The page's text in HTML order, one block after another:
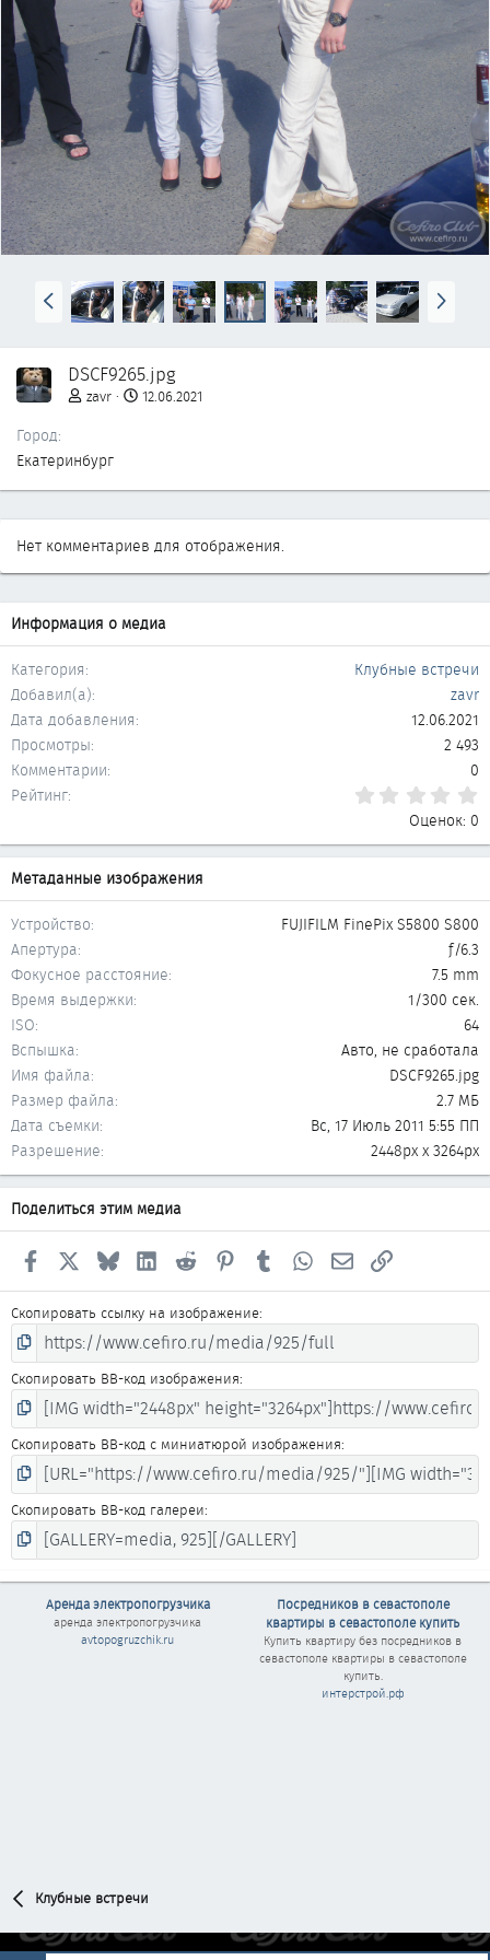
Н
а
а
д
В
п
р
DSCF9265.jpg
zavr 12.06.2021
Город
Екатеринбург
Нет комментариев для отображения.
Информация о медиа
Категория
Клубные встречи
Добавил(а)
zavr
Дата добавления
12.06.2021
Просмотры
2 493
Комментарии
0
Рейтинг
Оценок: 0
Метаданные изображения
Устройство
FUJIFILM FinePix S5800 S800
Апертура
ƒ/6.3
Фокусное расстояние
7.5 mm
Время выдержки
1/300 сек.
ISO
64
Вспышка
Авто, не сработала
Имя файла
DSCF9265.jpg
Размер файла
2.7 МБ
Дата съемки
Вс, 17 Июль 2011 5:55 ПП
Разрешение
2448px x 3264px
Поделиться этим медиа
Facebook Bluesky LinkedInReddit PinterestTumblr WhatsAppЭлектронная почта
Ссылка
Скопировать ссылку на изображение
Скопировать BB-код изображения
Скопировать BB-код с миниатюрой изображения
Скопировать BB-код галереи
Аренда электропогрузчика
аренда электропогрузчика
avtopogruzchik.ru
Посредников в севастополе
квартиры в севастополе купить
Купить квартиру без посредников в
севастополе квартиры в севастополе
купить.
интерстрой.рф
Клубные встречи